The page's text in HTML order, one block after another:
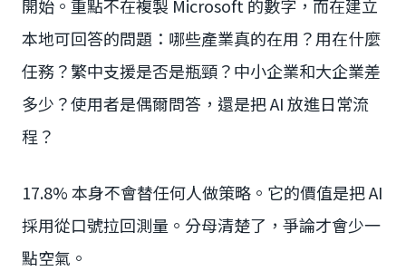
開始。重點不在複製 Microsoft 的數字，而在建立
本地可回答的問題：哪些產業真的在用？用在什麼
任務？繁中支援是否是瓶頸？中小企業和大企業差
多少？使用者是偶爾問答，還是把 AI 放進日常流
程？
17.8% 本身不會替任何人做策略。它的價值是把 AI
採用從口號拉回測量。分母清楚了，爭論才會少一
點空氣。